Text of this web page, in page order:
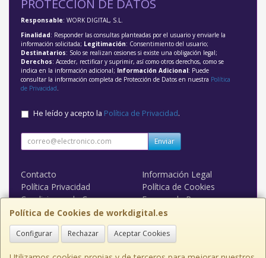
Política de Cookies de workdigital.es
Configurar Rechazar Aceptar Cookies
PROTECCIÓN DE DATOS
Responsable: WORK DIGITAL, S.L.
Finalidad: Responder las consultas planteadas por el usuario y enviarle la
información solicitada; Legitimación: Consentimiento del usuario;
Destinatarios: Solo se realizan cesiones si existe una obligación legal;
Derechos: Acceder, rectificar y suprimir, así como otros derechos, como se
indica en la información adicional; Información Adicional: Puede
consultar la información completa de Protección de Datos en nuestra Política
de Privacidad
He leído y acepto la Política de Privacidad.
Enviar
Contacto
Información Legal
Política Privacidad
Política de Cookies
Condiciones de Compra
Formas de Pago
WORK DIGITAL
Contacto
admin@workdigital.es